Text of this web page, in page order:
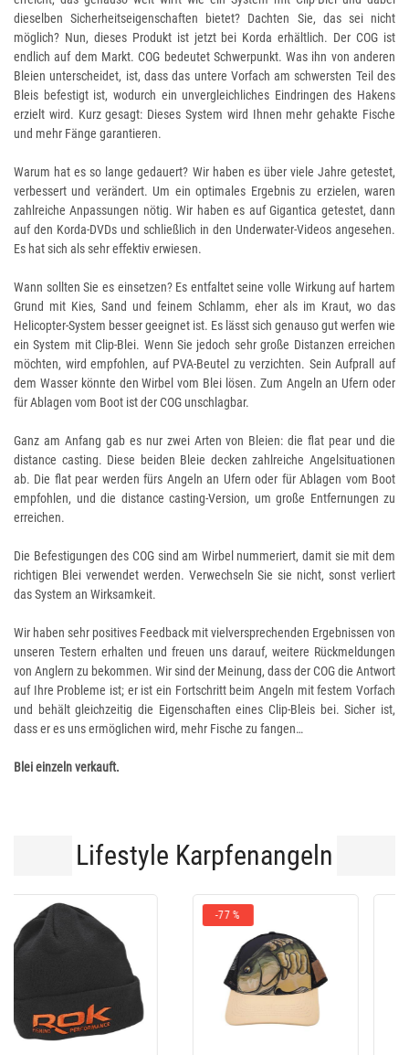
dieselben Sicherheitseigenschaften bietet? Dachten Sie, das sei nicht
möglich? Nun, dieses Produkt ist jetzt bei Korda erhältlich. Der COG ist
endlich auf dem Markt. COG bedeutet Schwerpunkt. Was ihn von anderen
Bleien unterscheidet, ist, dass das untere Vorfach am schwersten Teil des
Bleis befestigt ist, wodurch ein unvergleichliches Eindringen des Hakens
erzielt wird. Kurz gesagt: Dieses System wird Ihnen mehr gehakte Fische
und mehr Fänge garantieren.
Warum hat es so lange gedauert? Wir haben es über viele Jahre getestet,
verbessert und verändert. Um ein optimales Ergebnis zu erzielen, waren
zahlreiche Anpassungen nötig. Wir haben es auf Gigantica getestet, dann
auf den Korda-DVDs und schließlich in den Underwater-Videos angesehen.
Es hat sich als sehr effektiv erwiesen.
Wann sollten Sie es einsetzen? Es entfaltet seine volle Wirkung auf hartem
Grund mit Kies, Sand und feinem Schlamm, eher als im Kraut, wo das
Helicopter-System besser geeignet ist. Es lässt sich genauso gut werfen wie
ein System mit Clip-Blei. Wenn Sie jedoch sehr große Distanzen erreichen
möchten, wird empfohlen, auf PVA-Beutel zu verzichten. Sein Aufprall auf
dem Wasser könnte den Wirbel vom Blei lösen. Zum Angeln an Ufern oder
für Ablagen vom Boot ist der COG unschlagbar.
Ganz am Anfang gab es nur zwei Arten von Bleien: die flat pear und die
distance casting. Diese beiden Bleie decken zahlreiche Angelsituationen
ab. Die flat pear werden fürs Angeln an Ufern oder für Ablagen vom Boot
empfohlen, und die distance casting-Version, um große Entfernungen zu
erreichen.
Die Befestigungen des COG sind am Wirbel nummeriert, damit sie mit dem
richtigen Blei verwendet werden. Verwechseln Sie sie nicht, sonst verliert
das System an Wirksamkeit.
Wir haben sehr positives Feedback mit vielversprechenden Ergebnissen von
unseren Testern erhalten und freuen uns darauf, weitere Rückmeldungen
von Anglern zu bekommen. Wir sind der Meinung, dass der COG die Antwort
auf Ihre Probleme ist; er ist ein Fortschritt beim Angeln mit festem Vorfach
und behält gleichzeitig die Eigenschaften eines Clip-Bleis bei. Sicher ist,
dass er es uns ermöglichen wird, mehr Fische zu fangen…
Blei einzeln verkauft.
Lifestyle Karpfenangeln